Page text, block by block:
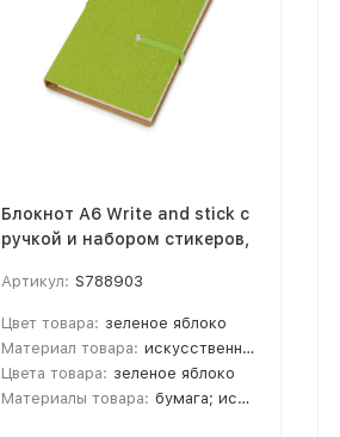
Блокнот А6 Write and stick с
ручкой и набором стикеров,
Артикул: S788903
Цвет товара: зеленое яблоко
Материал товара: искусственная кожа, переработанный картон, пластик, бумага
Цвета товара: зеленое яблоко
Материалы товара: бумага; искусственная кожа